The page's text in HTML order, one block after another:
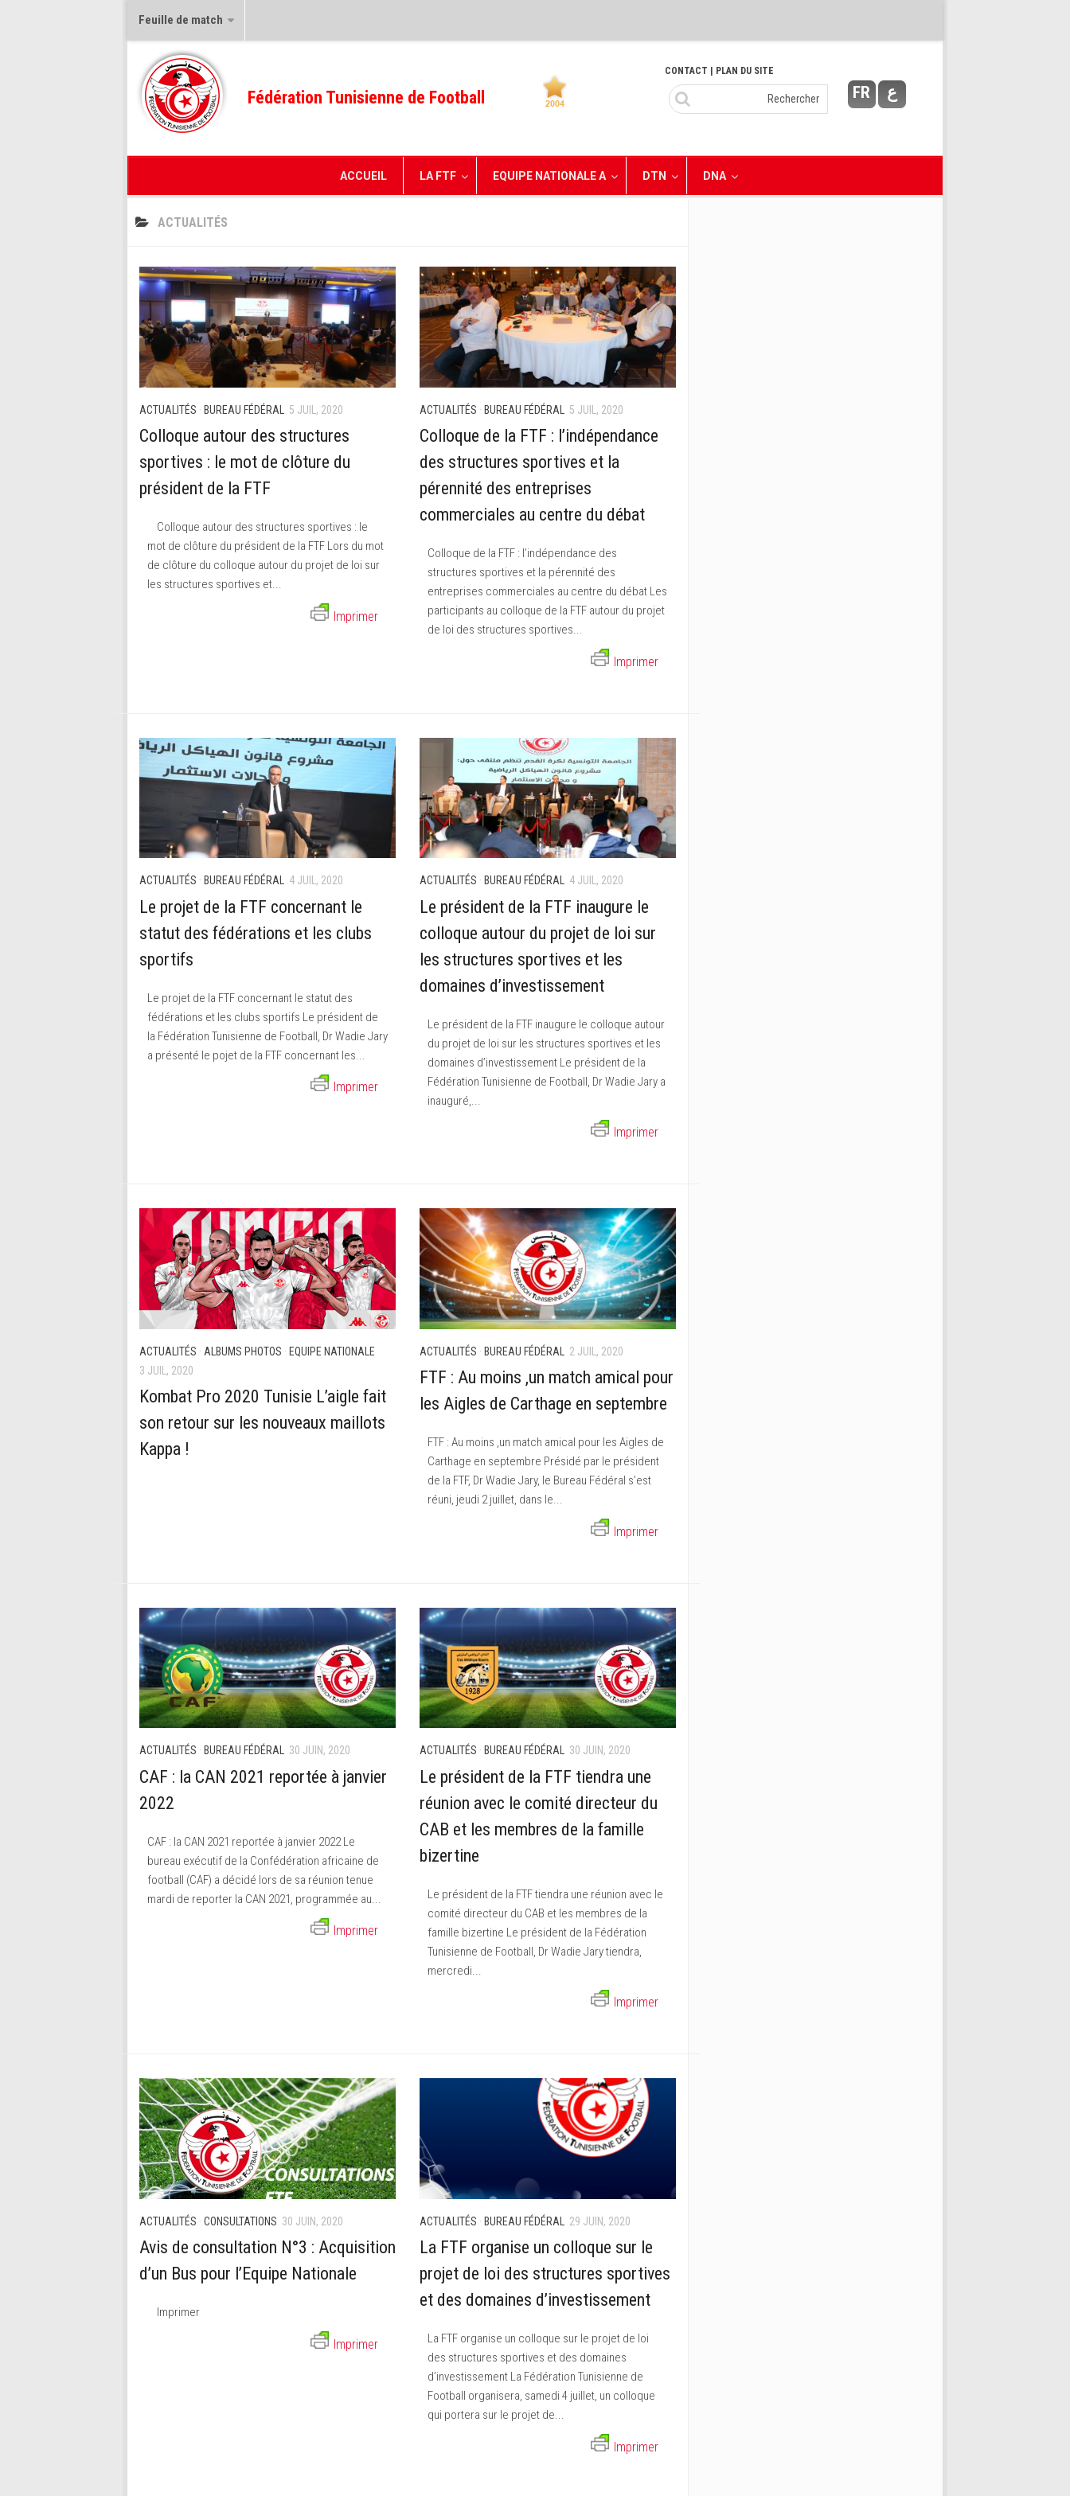
Feuille de match
Fédération Tunisienne de Football FR ع
CONTACT | PLAN DU SITE
ACCUEIL LA FTF EQUIPE NATIONALE A DTN DNA
ACTUALITÉS
ACTUALITÉS · BUREAU FÉDÉRAL 5 JUIL, 2020
Colloque autour des structures
sportives : le mot de clôture du
président de la FTF
Colloque autour des structures sportives : le
mot de clôture du président de la FTF Lors du mot
de clôture du colloque autour du projet de loi sur
les structures sportives et...
Imprimer
ACTUALITÉS · BUREAU FÉDÉRAL 5 JUIL, 2020
Colloque de la FTF : l’indépendance
des structures sportives et la
pérennité des entreprises
commerciales au centre du débat
Colloque de la FTF : l’indépendance des
structures sportives et la pérennité des
entreprises commerciales au centre du débat Les
participants au colloque de la FTF autour du projet
de loi des structures sportives...
Imprimer
ACTUALITÉS · BUREAU FÉDÉRAL 4 JUIL, 2020
Le projet de la FTF concernant le
statut des fédérations et les clubs
sportifs
Le projet de la FTF concernant le statut des
fédérations et les clubs sportifs Le président de
la Fédération Tunisienne de Football, Dr Wadie Jary
a présenté le pojet de la FTF concernant les...
Imprimer
ACTUALITÉS · BUREAU FÉDÉRAL 4 JUIL, 2020
Le président de la FTF inaugure le
colloque autour du projet de loi sur
les structures sportives et les
domaines d’investissement
Le président de la FTF inaugure le colloque autour
du projet de loi sur les structures sportives et les
domaines d’investissement Le président de la
Fédération Tunisienne de Football, Dr Wadie Jary a
inauguré,...
Imprimer
ACTUALITÉS · ALBUMS PHOTOS · EQUIPE NATIONALE
3 JUIL, 2020
Kombat Pro 2020 Tunisie L’aigle fait
son retour sur les nouveaux maillots
Kappa !
ACTUALITÉS · BUREAU FÉDÉRAL 2 JUIL, 2020
FTF : Au moins ,un match amical pour
les Aigles de Carthage en septembre
FTF : Au moins ,un match amical pour les Aigles de
Carthage en septembre Présidé par le président
de la FTF, Dr Wadie Jary, le Bureau Fédéral s’est
réuni, jeudi 2 juillet, dans le...
Imprimer
ACTUALITÉS · BUREAU FÉDÉRAL 30 JUIN, 2020
CAF : la CAN 2021 reportée à janvier
2022
CAF : la CAN 2021 reportée à janvier 2022 Le
bureau exécutif de la Confédération africaine de
football (CAF) a décidé lors de sa réunion tenue
mardi de reporter la CAN 2021, programmée au...
Imprimer
ACTUALITÉS · BUREAU FÉDÉRAL 30 JUIN, 2020
Le président de la FTF tiendra une
réunion avec le comité directeur du
CAB et les membres de la famille
bizertine
Le président de la FTF tiendra une réunion avec le
comité directeur du CAB et les membres de la
famille bizertine Le président de la Fédération
Tunisienne de Football, Dr Wadie Jary tiendra,
mercredi...
Imprimer
ACTUALITÉS · CONSULTATIONS 30 JUIN, 2020
Avis de consultation N°3 : Acquisition
d’un Bus pour l’Equipe Nationale
Imprimer
Imprimer
ACTUALITÉS · BUREAU FÉDÉRAL 29 JUIN, 2020
La FTF organise un colloque sur le
projet de loi des structures sportives
et des domaines d’investissement
La FTF organise un colloque sur le projet de loi
des structures sportives et des domaines
d’investissement La Fédération Tunisienne de
Football organisera, samedi 4 juillet, un colloque
qui portera sur le projet de...
Imprimer